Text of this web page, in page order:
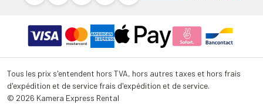
Tous les prix s'entendent hors TVA, hors autres taxes et hors frais
d'expédition et de service frais d'expédition et de service.
© 2026 Kamera Express Rental